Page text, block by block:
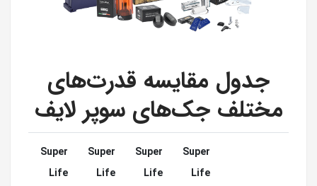
جدول مقایسه قدرت‌های
مختلف جک‌های سوپر لایف
Super
Life
Super
Life
Super
Life
Super
Life